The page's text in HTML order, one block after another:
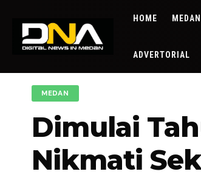
HOME MEDAN
ADVERTORIAL
MEDAN
Dimulai
Nikmati